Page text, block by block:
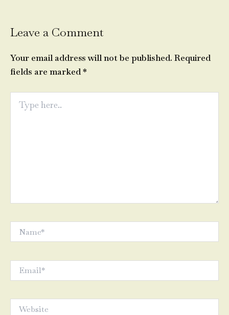
Leave a Comment
Your email address will not be published. Required
fields are marked*
here..